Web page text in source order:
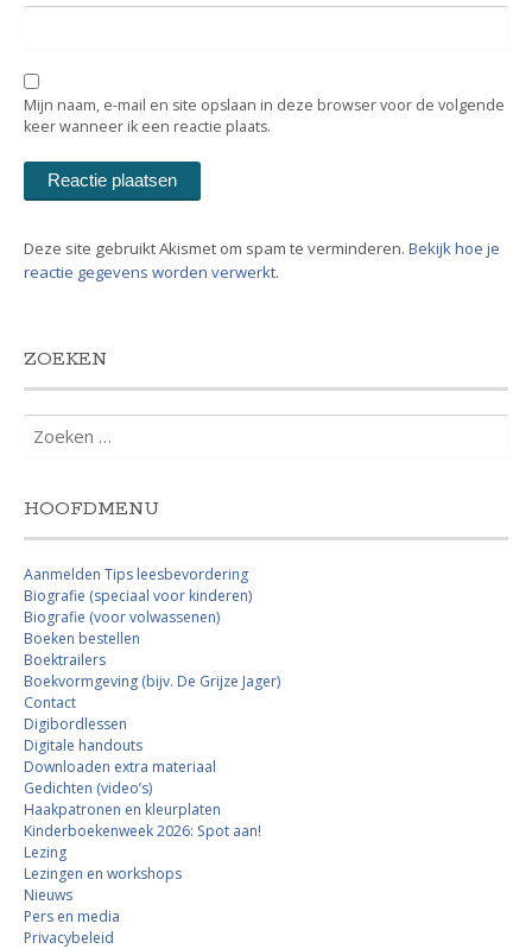
Mijn naam, e-mail en site opslaan in deze browser voor de volgende
keer wanneer ik een reactie plaats.
Deze site gebruikt Akismet om spam te verminderen. Bekijk hoe je
reactie gegevens worden verwerkt.
ZOEKEN
naar:
HOOFDMENU
Aanmelden Tips leesbevordering
Biografie (speciaal voor kinderen)
Biografie (voor volwassenen)
Boeken bestellen
Boektrailers
Boekvormgeving (bijv. De Grijze Jager)
Contact
Digibordlessen
Digitale handouts
Downloaden extra materiaal
Gedichten (video’s)
Haakpatronen en kleurplaten
Kinderboekenweek 2026: Spot aan!
Lezing
Lezingen en workshops
Nieuws
Pers en media
Privacybeleid